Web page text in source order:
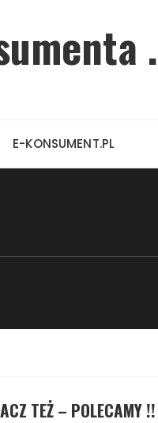
E-KONSUMENT.PL
TEŻ – POLECAMY !!